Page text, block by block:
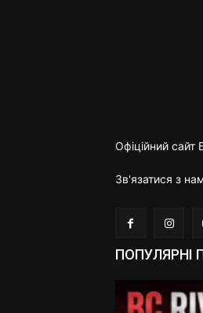
Офіційний сайт
Зв'язатися з
ПОПУЛЯРНІ